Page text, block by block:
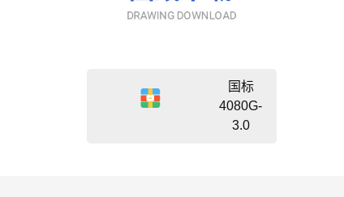
国标
4080G-
3.0